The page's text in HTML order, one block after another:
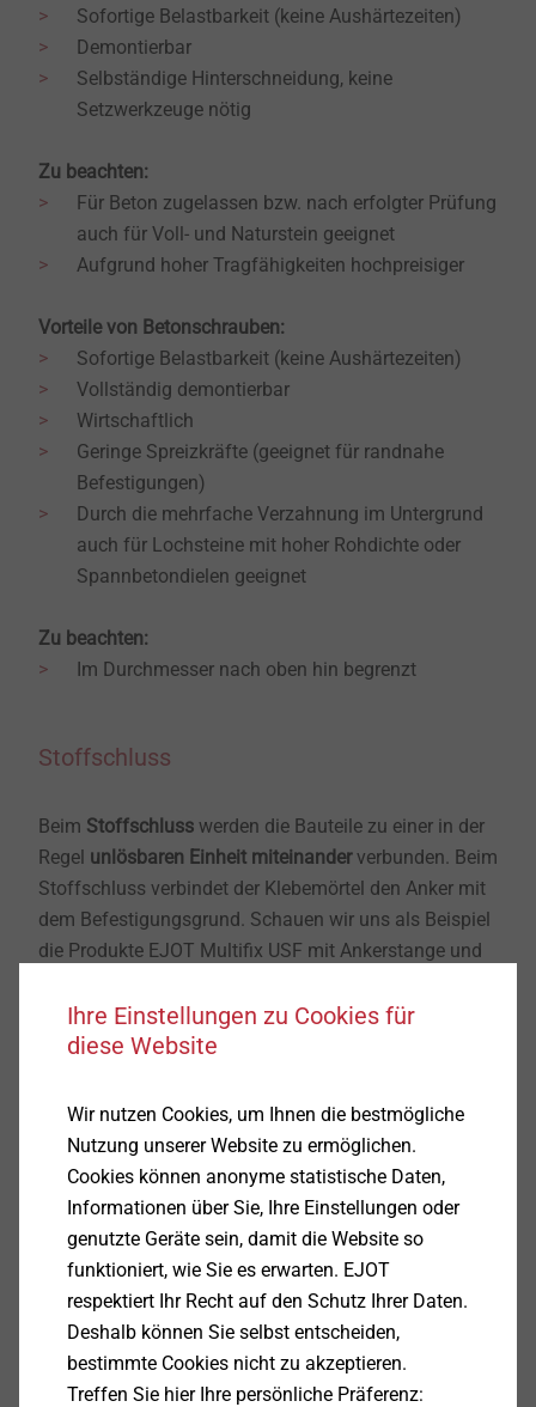
Sofortige Belastbarkeit (keine Aushärtezeiten)
Demontierbar
Selbständige Hinterschneidung, keine
Setzwerkzeuge nötig
Zu beachten:
Für Beton zugelassen bzw. nach erfolgter Prüfung
auch für Voll- und Naturstein geeignet
Aufgrund hoher Tragfähigkeiten hochpreisiger
Vorteile von Betonschrauben:
Sofortige Belastbarkeit (keine Aushärtezeiten)
Vollständig demontierbar
Wirtschaftlich
Geringe Spreizkräfte (geeignet für randnahe
Befestigungen)
Durch die mehrfache Verzahnung im Untergrund
auch für Lochsteine mit hoher Rohdichte oder
Spannbetondielen geeignet
Zu beachten:
Im Durchmesser nach oben hin begrenzt
Stoffschluss
Beim Stoffschluss werden die Bauteile zu einer in der
Regel unlösbaren Einheit miteinanderverbunden. Beim
Stoffschluss verbindet der Klebemörtel den Anker mit
dem Befestigungsgrund. Schauen wir uns als Beispiel
die Produkte EJOT Multifix USF mit Ankerstange und
Vorteile:
Keine Spreizkräfte (ideal für randnahe
Befestigungen)
Für Verankerungen in Voll- und Hohlbaustoffen
geeignet (Hohlbaustoffe erfordern eine Siebhülse)
Abdichtende Funktion (z. B. Einsatz in weißen
Wannen)
Zu beachten:
Keine sofortige Belastbarkeit (Aushärtezeiten)
Besondere Anforderungen bei der Montage:
Ihre Einstellungen zu Cookies für
diese Website
Wir nutzen Cookies, um Ihnen die bestmögliche
Nutzung unserer Website zu ermöglichen.
Cookies können anonyme statistische Daten,
Informationen über Sie, Ihre Einstellungen oder
genutzte Geräte sein, damit die Website so
funktioniert, wie Sie es erwarten. EJOT
respektiert Ihr Recht auf den Schutz Ihrer Daten.
Deshalb können Sie selbst entscheiden,
bestimmte Cookies nicht zu akzeptieren.
Treffen Sie hier Ihre persönliche Präferenz: